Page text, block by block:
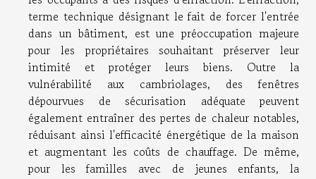
terme technique désignant le fait de forcer l'entrée
dans un bâtiment, est une préoccupation majeure
pour les propriétaires souhaitant préserver leur
intimité et protéger leurs biens. Outre la
vulnérabilité aux cambriolages, des fenêtres
dépourvues de sécurisation adéquate peuvent
également entraîner des pertes de chaleur notables,
réduisant ainsi l'efficacité énergétique de la maison
et augmentant les coûts de chauffage. De même,
pour les familles avec de jeunes enfants, la